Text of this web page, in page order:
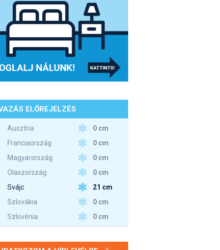
ELŐREJELZÉS
Ausztria
0 cm
Franciaország
0 cm
Magyarország
0 cm
Olaszország
0 cm
Svájc
21 cm
Szlovákia
0 cm
Szlovénia
0 cm